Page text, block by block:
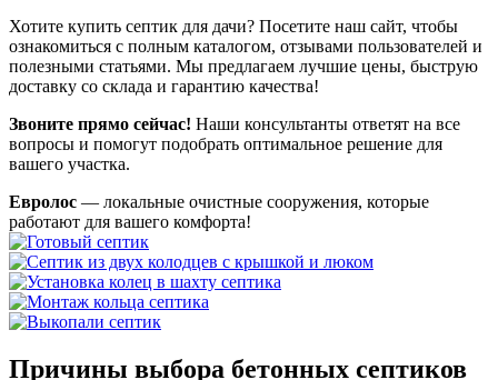
Хотите купить септик для дачи? Посетите наш сайт, чтобы
ознакомиться с полным каталогом, отзывами пользователей и
полезными статьями. Мы предлагаем лучшие цены, быструю
доставку со склада и гарантию качества!
Звоните прямо сейчас! Наши консультанты ответят на все
вопросы и помогут подобрать оптимальное решение для
вашего участка.
Евролос — локальные очистные сооружения, которые
работают для вашего комфорта!
Причины выбора бетонных септиков